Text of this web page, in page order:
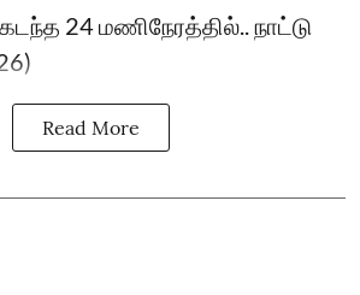
24 மணிநேரத்தில்.. நாட்டு
Read More